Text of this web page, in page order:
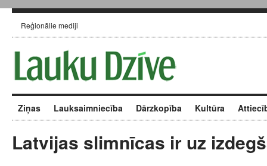
Reģionālie mediji
Ziņas Lauksaimniecība Dārzkopība Kultūra
Latvijas slimnīcas ir uz